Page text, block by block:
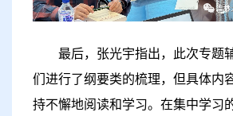
最后，张光宇指出，此次专题
们进行了纲要类的梳理，但具体内
持不懈地阅读和学习。在集中学习